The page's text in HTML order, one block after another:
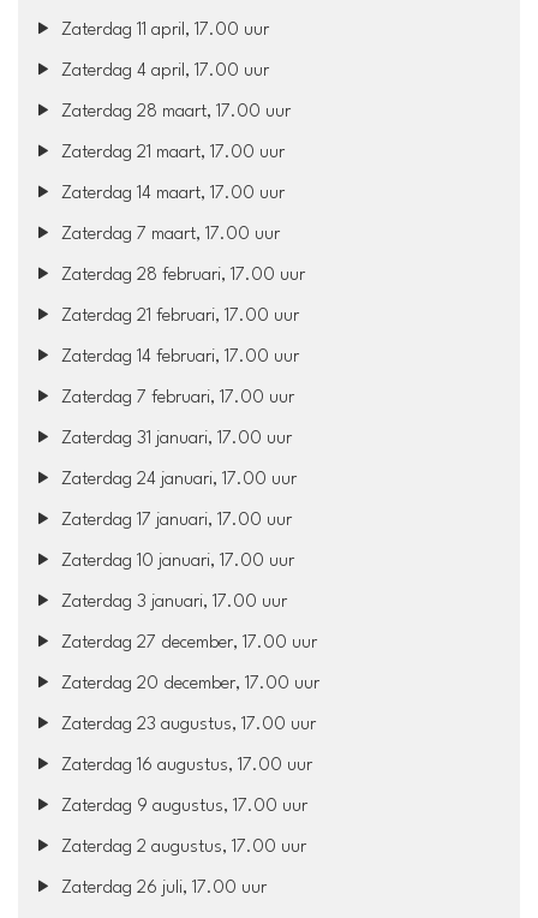
Zaterdag 11 april, 17.00 uur
Zaterdag 4 april, 17.00 uur
Zaterdag 28 maart, 17.00 uur
Zaterdag 21 maart, 17.00 uur
Zaterdag 14 maart, 17.00 uur
Zaterdag 7 maart, 17.00 uur
Zaterdag 28 februari, 17.00 uur
Zaterdag 21 februari, 17.00 uur
Zaterdag 14 februari, 17.00 uur
Zaterdag 7 februari, 17.00 uur
Zaterdag 31 januari, 17.00 uur
Zaterdag 24 januari, 17.00 uur
Zaterdag 17 januari, 17.00 uur
Zaterdag 10 januari, 17.00 uur
Zaterdag 3 januari, 17.00 uur
Zaterdag 27 december, 17.00 uur
Zaterdag 20 december, 17.00 uur
Zaterdag 23 augustus, 17.00 uur
Zaterdag 16 augustus, 17.00 uur
Zaterdag 9 augustus, 17.00 uur
Zaterdag 2 augustus, 17.00 uur
Zaterdag 26 juli, 17.00 uur